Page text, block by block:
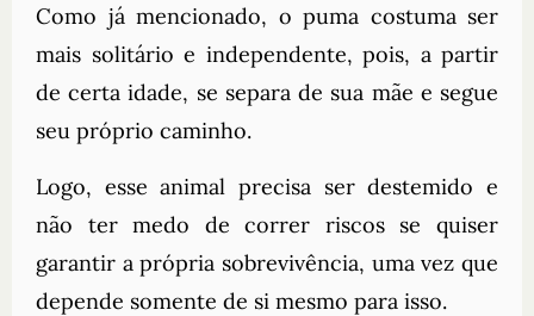
Como já mencionado, o puma costuma ser
mais solitário e independente, pois, a partir
de certa idade, se separa de sua mãe e segue
seu próprio caminho.
Logo, esse animal precisa ser destemido e
não ter medo de correr riscos se quiser
garantir a própria sobrevivência, uma vez que
depende somente de si mesmo para isso.